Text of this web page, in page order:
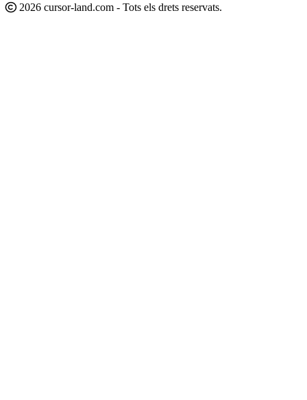
2026 cursor-land.com - Tots els drets reservats.